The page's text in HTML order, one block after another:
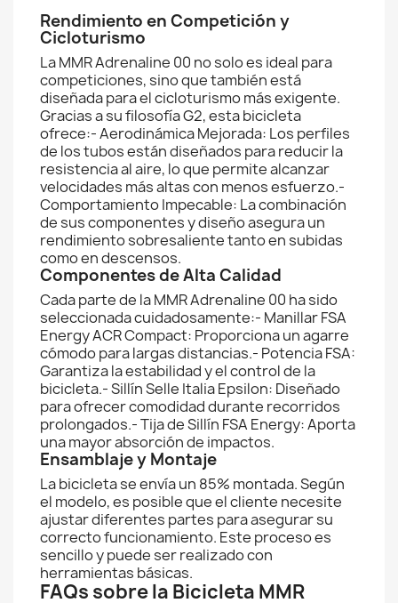
Rendimiento en Competición y
Cicloturismo
La MMR Adrenaline 00 no solo es ideal para
competiciones, sino que también está
diseñada para el cicloturismo más exigente.
Gracias a su filosofía G2, esta bicicleta
ofrece:- Aerodinámica Mejorada: Los perfiles
de los tubos están diseñados para reducir la
resistencia al aire, lo que permite alcanzar
velocidades más altas con menos esfuerzo.-
Comportamiento Impecable: La combinación
de sus componentes y diseño asegura un
rendimiento sobresaliente tanto en subidas
como en descensos.
Componentes de Alta Calidad
Cada parte de la MMR Adrenaline 00 ha sido
seleccionada cuidadosamente:- Manillar FSA
Energy ACR Compact: Proporciona un agarre
cómodo para largas distancias.- Potencia FSA:
Garantiza la estabilidad y el control de la
bicicleta.- Sillín Selle Italia Epsilon: Diseñado
para ofrecer comodidad durante recorridos
prolongados.- Tija de Sillín FSA Energy: Aporta
una mayor absorción de impactos.
Ensamblaje y Montaje
La bicicleta se envía un 85% montada. Según
el modelo, es posible que el cliente necesite
ajustar diferentes partes para asegurar su
correcto funcionamiento. Este proceso es
sencillo y puede ser realizado con
herramientas básicas.
FAQs sobre la Bicicleta MMR